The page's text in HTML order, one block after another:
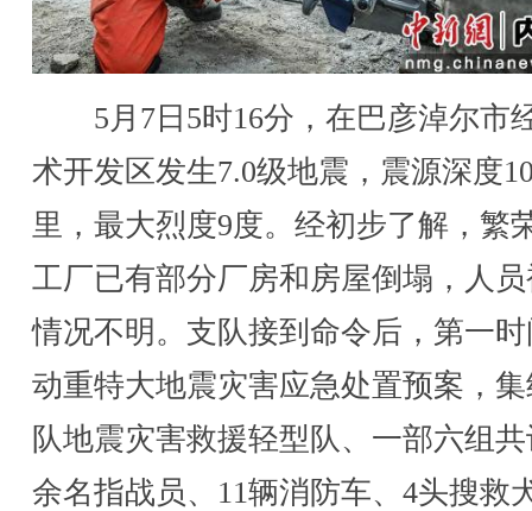
5月7日5时16分，在巴彦淖尔市
术开发区发生7.0级地震，震源深度
里，最大烈度9度。经初步了解，繁
工厂已有部分厂房和房屋倒塌，人
情况不明。支队接到命令后，第一
动重特大地震灾害应急处置预案，
队地震灾害救援轻型队、一部六组共
余名指战员、11辆消防车、4头搜救